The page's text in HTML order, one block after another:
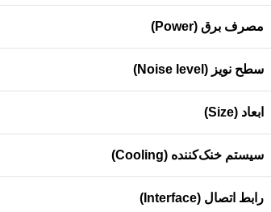
مصرف برق (Power)
سطح نویز (Noise level)
ابعاد (Size)
سیستم خنک‌کننده (Cooling)
رابط اتصال (Interface)